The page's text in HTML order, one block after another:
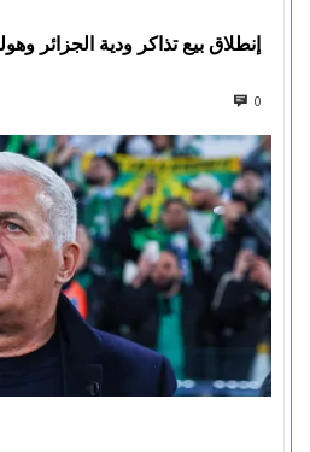
إنطلاق بيع تذاكر ودية الجزائر
0